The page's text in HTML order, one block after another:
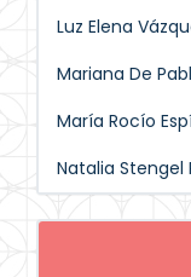
Luz Elena
Mariana De
María Rocío
Natalia Stengel